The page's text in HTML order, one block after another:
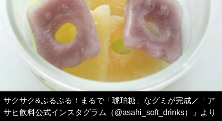
サクサク&ぷるぷる！まるで「琥珀糖」なグミが完成／「ア
サヒ飲料公式インスタグラム（@asahi_soft_drinks）」より